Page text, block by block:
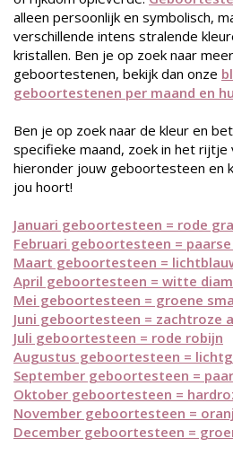
alleen persoonlijk en symbolisch,
verschillende intens stralende
kristallen. Ben je op zoek naar
geboortestenen, bekijk dan onze
geboortestenen per maand en
Ben je op zoek naar de kleur en
specifieke maand, zoek in het
hieronder jouw geboortesteen en
jou hoort!
Januari geboortesteen = rode
Februari geboortesteen =
Maart geboortesteen =
April geboortesteen = witte
Mei geboortesteen = groene
Juni geboortesteen = zachtroze
Juli geboortesteen = rode robijn
Augustus geboortesteen =
September geboortesteen =
Oktober geboortesteen =
November geboortesteen =
December geboortesteen =